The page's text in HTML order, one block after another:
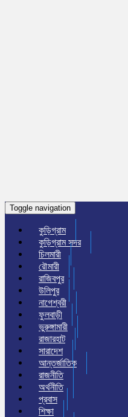
Toggle navigation
কুড়িগ্রাম
কুড়িগ্রাম সদর
চিলমারী
রৌমারী
রাজিবপুর
উলিপুর
নাগেশ্বরী
ফুলবাড়ী
ভুরুঙ্গামারী
রাজারহাট
সারাদেশ
আন্তর্জাতিক
রাজনীতি
অর্থনীতি
প্রবাস
শিক্ষা